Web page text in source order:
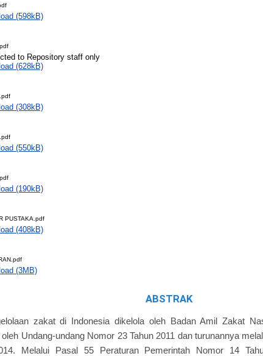
(598kB)
to Repository staff only
(628kB)
(308kB)
(550kB)
(190kB)
PUSTAKA.pdf
(408kB)
(3MB)
ABSTRAK
zakat di Indonesia dikelola oleh Badan Amil Zakat
Undang-undang Nomor 23 Tahun 2011 dan turunannya
Melalui Pasal 55 Peraturan Pemerintah Nomor 14